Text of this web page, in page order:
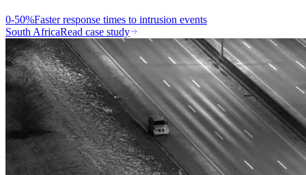
0-50%Faster response times to intrusion events
South AfricaRead case study